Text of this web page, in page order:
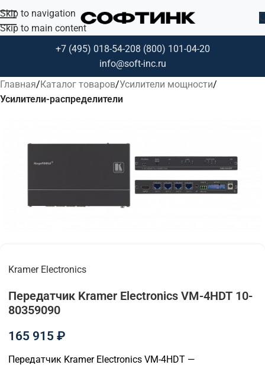
Skip to navigation
Skip to main content
+7 (495) 018-54-208 (800) 101-04-20
info@soft-inc.ru
Главная Каталог товаров Усилители мощности
Усилители-распределители
Kramer Electronics
Передатчик Kramer Electronics VM-4HDT 10-
80359090
165 915 ₽
Передатчик Kramer Electronics VM-4HDT —